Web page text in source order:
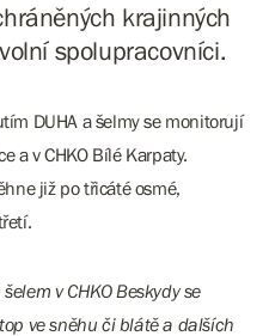
krajinných
spolupracovníci.
DUHA a šelmy se monitorují
a v CHKO Bílé Karpaty.
již po třicáté osmé,
v CHKO Beskydy se
ve sněhu či blátě a dalších